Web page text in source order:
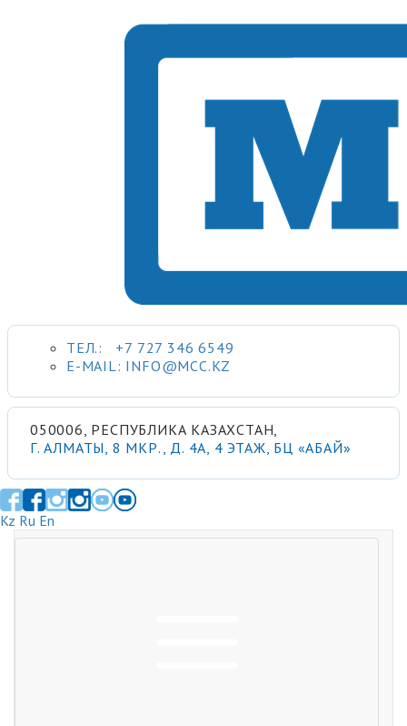
ТЕЛ.: +7 727 346 6549
E-MAIL: INFO@MCC.KZ
050006, РЕСПУБЛИКА КАЗАХСТАН,
Г. АЛМАТЫ, 8 МКР., Д. 4А, 4 ЭТАЖ, БЦ «АБАЙ»
Kz Ru En